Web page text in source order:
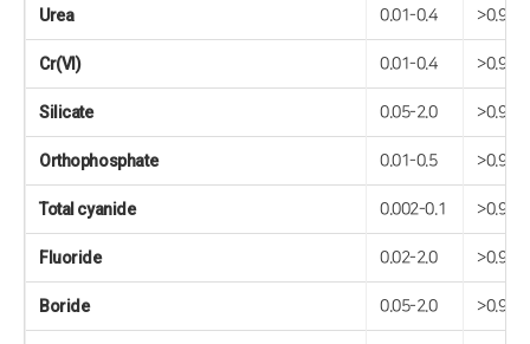
Urea 0.01-0.4 >0.999
Cr(VI) 0.01-0.4 >0.999
Silicate 0.05-2.0 >0.999
Orthophosphate 0.01-0.5 >0.999
Total cyanide 0.002-0.1 >0.999
Fluoride 0.02-2.0 >0.999
Boride 0.05-2.0 >0.999